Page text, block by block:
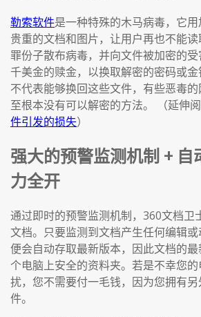
勒索软件是一种特殊的木马病毒，它
贵重的文档和图片，让用户再也不能
罪份子散布病毒，并向文件被加密的
千美金的赎金，以换取解密的密码或
不代表能够换回这些文件，有些恶毒
至根本没有可以解密的方法。 （延伸阅
件引发的损失）
强大的预警监测机制 + 自
力全开
通过即时的预警监测机制，360文档卫
文档。只要监测到文档产生任何编辑
便会自动存取最新版本，因此文档的
个电脑上安全的资料夹。若是不幸您
扰，您不需要付一毛钱，因为您拥有
件。